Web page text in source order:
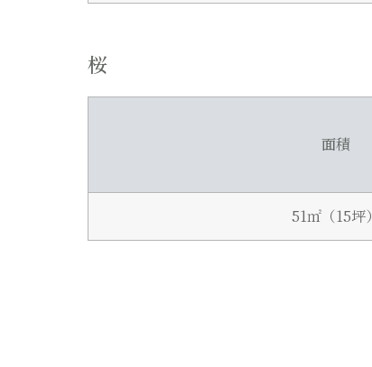
桜
面積
51㎡（15坪）